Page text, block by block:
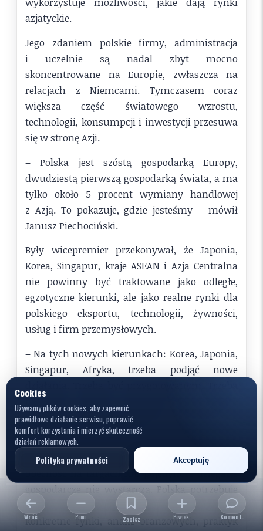
azjatyckie.
Jego zdaniem polskie firmy, administracja
i uczelnie są nadal zbyt mocno
skoncentrowane na Europie, zwłaszcza na
relacjach z Niemcami. Tymczasem coraz
większa część światowego wzrostu,
technologii, konsumpcji i inwestycji przesuwa
się w stronę Azji.
– Polska jest szóstą gospodarką Europy,
dwudziestą pierwszą gospodarką świata, a ma
tylko około 5 procent wymiany handlowej
z Azją. To pokazuje, gdzie jesteśmy – mówił
Janusz Piechociński.
Były wicepremier przekonywał, że Japonia,
Korea, Singapur, kraje ASEAN i Azja Centralna
nie powinny być traktowane jako odległe,
egzotyczne kierunki, ale jako realne rynki dla
polskiego eksportu, technologii, żywności,
usług i firm przemysłowych.
– Na tych nowych kierunkach: Korea, Japonia,
Singapur, Afryka, trzeba podjąć nowe
budować kadry, zaplecze akademickie,
instytuty, środowiska naukowe i biznesowe –
mówił Janusz Piechociński.
Piechociński zwracał też uwagę, że sama
obecność na targach lub pojedyncze delegacje
gospodarcze nie wystarczą. Polska potrzebuje
systemowego przygotowania: ludzi znających
konkretne rynki, analiz branżowych, praktyk
Wróć Pomn. Zapisz Powięk. Koment.
Cookies
Używamy plików cookies, aby zapewnić
prawidłowe działanie serwisu, poprawić
komfort korzystania i mierzyć skuteczność
działań reklamowych.
Polityka prywatności
Akceptuję